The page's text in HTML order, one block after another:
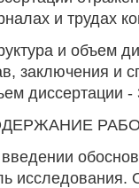
и трудах
и объем
заключения и
диссертации -
исследования.